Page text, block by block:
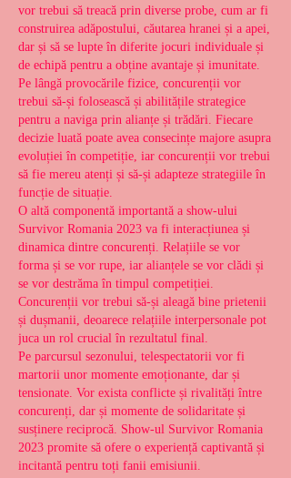
vor trebui să treacă prin diverse probe, cum ar fi
construirea adăpostului, căutarea hranei și a apei,
dar și să se lupte în diferite jocuri individuale și
de echipă pentru a obține avantaje și imunitate.
Pe lângă provocările fizice, concurenții vor
trebui să-și folosească și abilitățile strategice
pentru a naviga prin alianțe și trădări. Fiecare
decizie luată poate avea consecințe majore asupra
evoluției în competiție, iar concurenții vor trebui
să fie mereu atenți și să-și adapteze strategiile în
funcție de situație.
O altă componentă importantă a show-ului
Survivor Romania 2023 va fi interacțiunea și
dinamica dintre concurenți. Relațiile se vor
forma și se vor rupe, iar alianțele se vor clădi și
se vor destrăma în timpul competiției.
Concurenții vor trebui să-și aleagă bine prietenii
și dușmanii, deoarece relațiile interpersonale pot
juca un rol crucial în rezultatul final.
Pe parcursul sezonului, telespectatorii vor fi
martorii unor momente emoționante, dar și
tensionate. Vor exista conflicte și rivalități între
concurenți, dar și momente de solidaritate și
susținere reciprocă. Show-ul Survivor Romania
2023 promite să ofere o experiență captivantă și
incitantă pentru toți fanii emisiunii.